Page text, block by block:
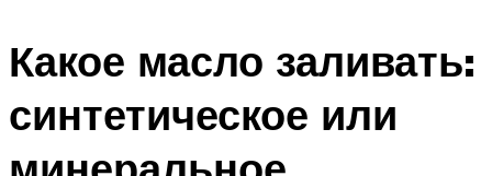
Какое масло заливать:
синтетическое или